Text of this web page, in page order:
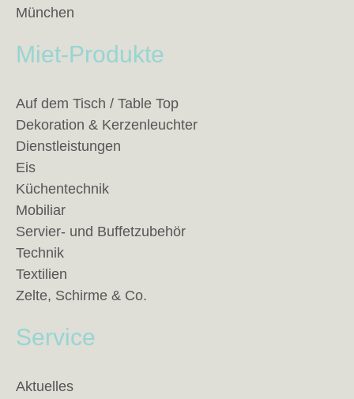
München
Miet-Produkte
Auf dem Tisch / Table Top
Dekoration & Kerzenleuchter
Dienstleistungen
Eis
Küchentechnik
Mobiliar
Servier- und Buffetzubehör
Technik
Textilien
Zelte, Schirme & Co.
Service
Aktuelles